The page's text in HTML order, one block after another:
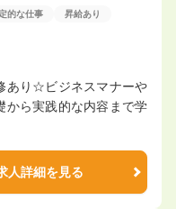
的な仕事 昇給あり
あり☆ビジネスマナーや
から実践的な内容まで学
人詳細を見る